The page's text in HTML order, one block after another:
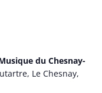
du Chesnay-
Le Chesnay,